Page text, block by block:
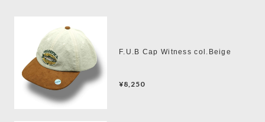
F.U.B Cap Witness col.Beige
¥8,250